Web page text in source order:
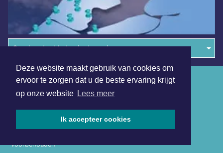
Deze website maakt gebruik van cookies om
ervoor te zorgen dat u de beste ervaring krijgt
op onze website Lees meer
Ik accepteer cookies
Overige dagbladen in de regio
voorbehouden
Algemene voorwaarden
Disclaimer